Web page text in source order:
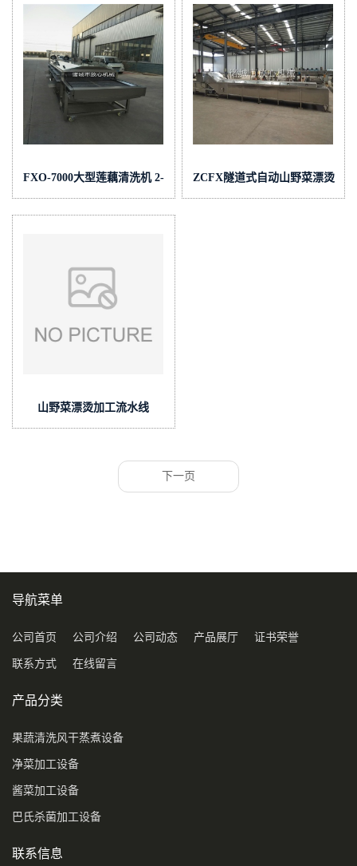
FXO-7000大型莲藕清洗机 2-
5吨|H 定做系列
ZCFX隧道式自动山野菜漂烫
护色机配置
山野菜漂烫加工流水线
下一页
导航菜单
公司首页 公司介绍 公司动态 产品展厅 证书荣誉
联系方式 在线留言
产品分类
果蔬清洗风干蒸煮设备
净菜加工设备
酱菜加工设备
巴氏杀菌加工设备
联系信息